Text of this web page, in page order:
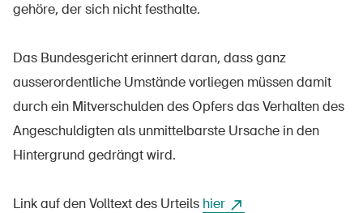
Delegate e delegati alla sicurezza e Comuni
gehöre, der sich nicht festhalte.
Das Bundesgericht erinnert daran, dass ganz
ausserordentliche Umstände vorliegen müssen damit
durch ein Mitverschulden des Opfers das Verhalten des
Angeschuldigten als unmittelbarste Ursache in den
Hintergrund gedrängt wird.
Link auf den Volltext des Urteils hier